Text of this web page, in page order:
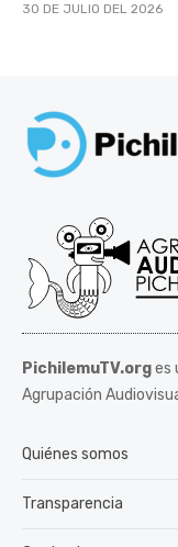
30 DE JULIO DEL 2026
PichilemuTV.orges
Agrupación
Quiénes somos
Transparencia